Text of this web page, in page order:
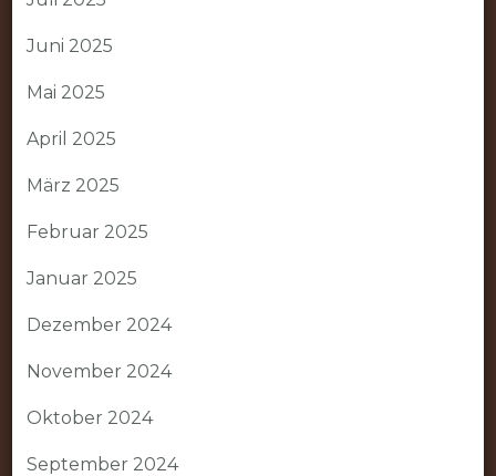
Juni 2025
Mai 2025
April 2025
März 2025
Februar 2025
Januar 2025
Dezember 2024
November 2024
Oktober 2024
September 2024